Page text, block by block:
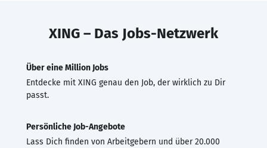
XING – Das Jobs-Netzwerk
Über eine Million Jobs
Entdecke mit XING genau den Job, der wirklich zu Dir
passt.
Persönliche Job-Angebote
Lass Dich finden von Arbeitgebern und über 20.000